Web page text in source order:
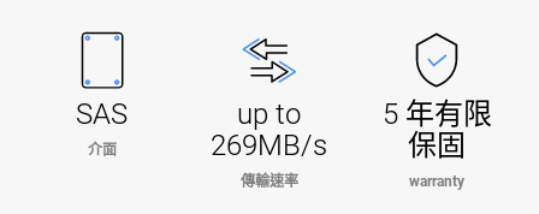
SAS
介面
up to
269MB/s
傳輸速率
5 年有限
保固
warranty